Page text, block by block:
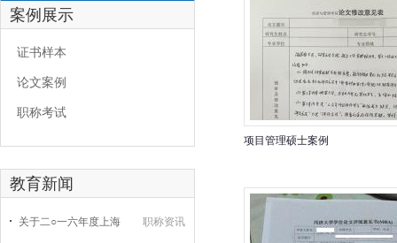
案例展示
证书样本
论文案例
职称考试
教育新闻
关于二○一六年度上海 职称资讯
项目管理硕士案例